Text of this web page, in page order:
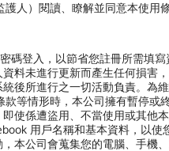
人）閱讀、瞭解並同意本使
碼登入，以節省您註冊所需填寫
料未進行更新而產生任何損害
後所進行之一切活動負責。
等情形時，本公司擁有暫停或
使係遭盜用、不當使用或其他
用戶名稱和基本資料，以使
本公司會蒐集您的電腦、手